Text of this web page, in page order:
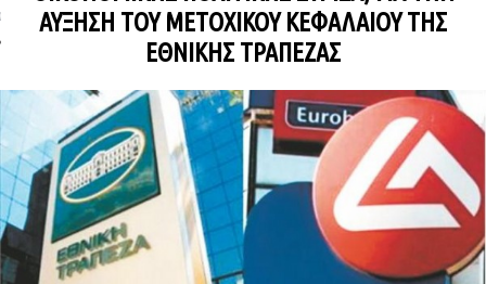
ΑΎΞΗΣΗ ΤΟΥ ΜΕΤΟΧΙΚΟΎ ΚΕΦΑΛΑΊΟΥ ΤΗΣ
ΕΘΝΙΚΉΣ ΤΡΆΠΕΖΑΣ